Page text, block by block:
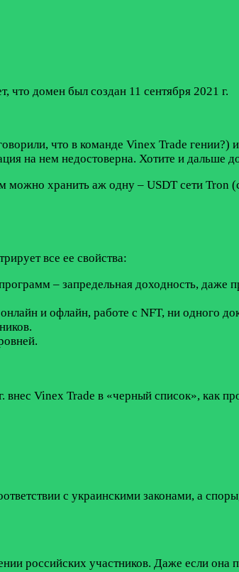
что домен был создан 11 сентября 2021 г.
что в команде Vinex Trade гении?)
на нем недостоверна. Хотите и дальше
хранить аж одну – USDT сети Tron
все ее свойства:
– запредельная доходность, даже
и офлайн, работе с NFT, ни одного
Vinex Trade в «черный список», как
с украинскими законами, а
российских участников. Даже если она